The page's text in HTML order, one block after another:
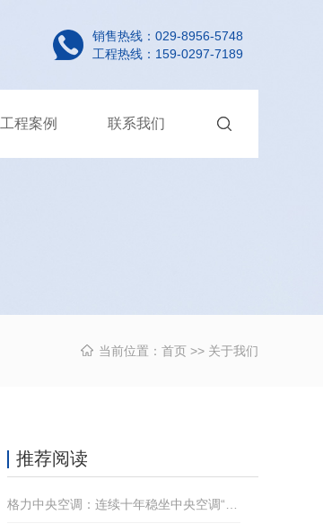
销售热线：029-8956-5748
工程热线：159-0297-7189
工程案例 联系我们
当前位置： 首页 >> 关于我们
推荐阅读
格力中央空调：连续十年稳坐中央空调“顶流”宝座